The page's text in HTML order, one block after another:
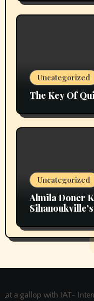
Uncategorized
The Key Of
Uncategorized
Almila Doner
at a gallop with IAT-